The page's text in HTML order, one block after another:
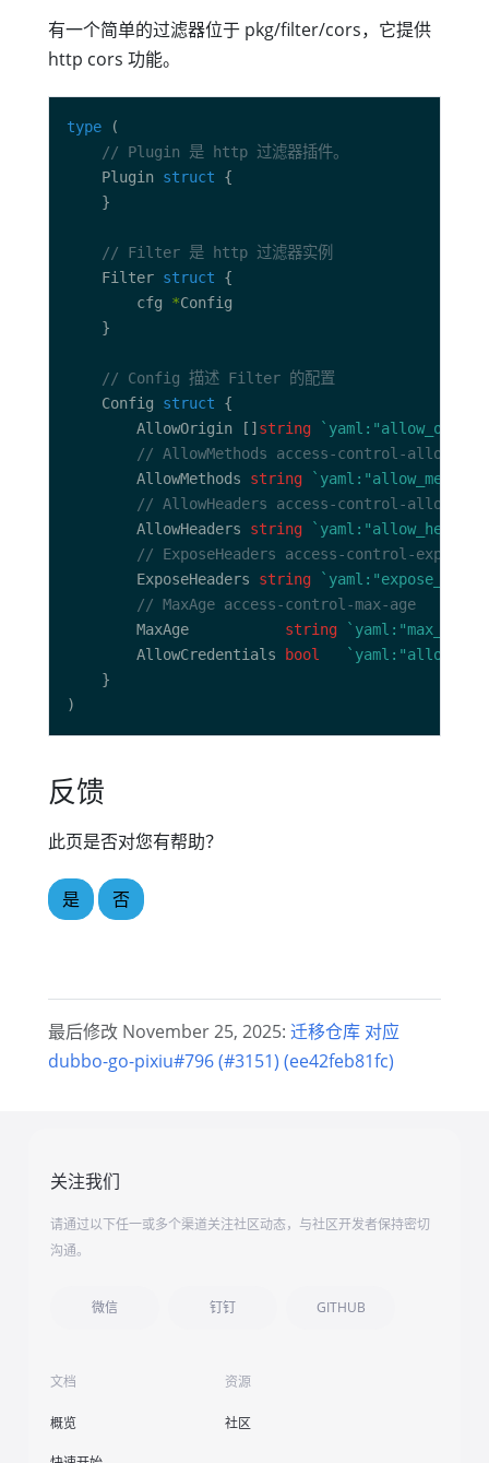
有一个简单的过滤器位于 pkg/filter/cors，它提供
http cors 功能。
type
// Plugin 是 http 过滤器插件。
	Plugin
struct
// Filter 是 http 过滤器实例
	Filter
struct
		cfg
*
// Config 描述 Filter 的配置
	Config
struct
		AllowOrigin []
string
// AllowMethods access-control-allow-
		AllowMethods
string
// AllowHeaders access-control-allow-
		AllowHeaders
string
// ExposeHeaders access-control-expose-
		ExposeHeaders
string
// MaxAge access-control-max-age
		MaxAge
string
		AllowCredentials
bool
反馈
此页是否对您有帮助？
是 否
最后修改 November 25, 2025: 迁移仓库 对应
dubbo-go-pixiu#796 (#3151) (ee42feb81fc)
关注我们
请通过以下任一或多个渠道关注社区动态，与社区开发者保持密切
沟通。
微信 钉钉 GITHUB
文档
概览
资源
社区